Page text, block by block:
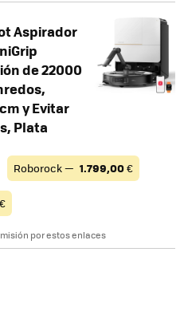
Aspirador
de 22000
y Evitar
Plata
Roborock — 1.799,00€
€
por estos enlaces